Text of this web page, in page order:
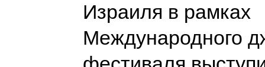
Израиля в рамках
Международного